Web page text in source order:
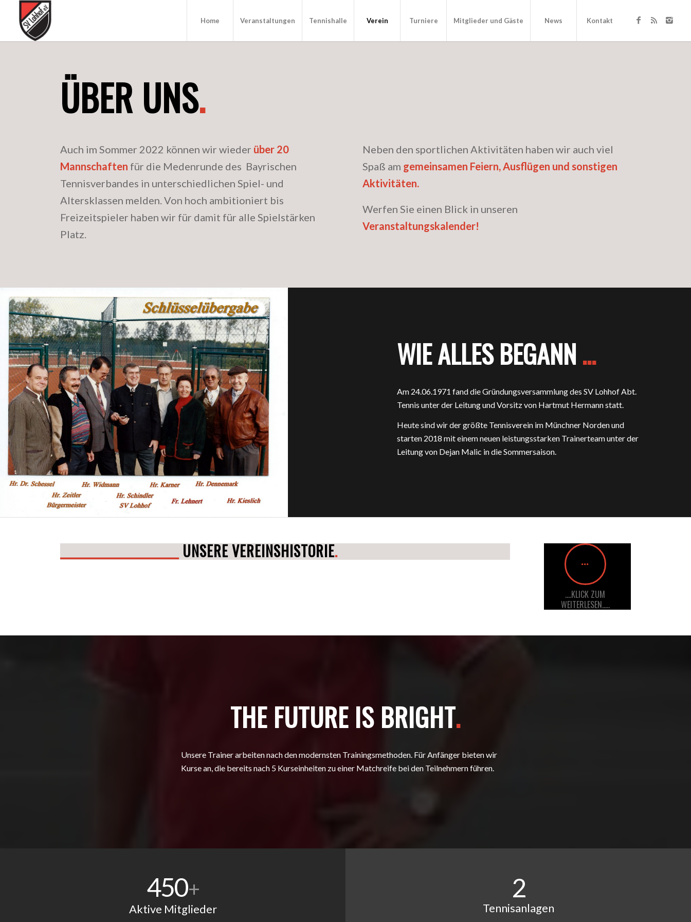
Home Veranstaltungen Tennishalle Verein Turniere Mitglieder und Gäste News Kontakt
ÜBER UNS.
Auch im Sommer 2022 können wir wieder über 20
Mannschaften für die Medenrunde des Bayrischen
Tennisverbandes in unterschiedlichen Spiel- und
Altersklassen melden. Von hoch ambitioniert bis
Freizeitspieler haben wir für damit für alle Spielstärken
Platz.
Neben den sportlichen Aktivitäten haben wir auch viel
Spaß am gemeinsamen Feiern, Ausflügen und sonstigen
Aktivitäten.
Werfen Sie einen Blick in unseren
Veranstaltungskalender!
WIE ALLES BEGANN…
Am 24.06.1971 fand die Gründungsversammlung des SV Lohhof Abt.
Tennis unter der Leitung und Vorsitz von Hartmut Hermann statt.
Heute sind wir der größte Tennisverein im Münchner Norden und
starten 2018 mit einem neuen leistungsstarken Trainerteam unter der
Leitung von Dejan Malic in die Sommersaison.
UNSERE VEREINSHISTORIE.
....KLICK ZUM
WEITERLESEN.....
THE FUTURE IS BRIGHT.
Unsere Trainer arbeiten nach den modernsten Trainingsmethoden. Für Anfänger bieten wir
Kurse an, die bereits nach 5 Kurseinheiten zu einer Matchreife bei den Teilnehmern führen.
450+
Aktive Mitglieder
2
Tennisanlagen